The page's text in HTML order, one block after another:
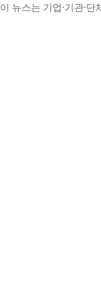
이 뉴스는 기업·기관·